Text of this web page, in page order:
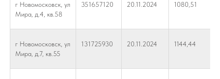
г Новомосковск, ул
Мира, д.4, кв.58
351657120 20.11.2024 1080,51
г Новомосковск, ул
Мира, д.7, кв.55
131725930 20.11.2024 1144,44